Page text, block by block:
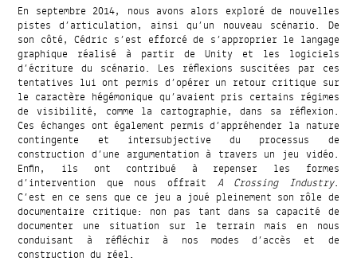
En septembre 2014, nous avons alors exploré de nouvelles
pistes d’articulation, ainsi qu’un nouveau scénario. De
son côté, Cédric s’est efforcé de s’approprier le langage
graphique réalisé à partir de Unity et les logiciels
d’écriture du scénario. Les réflexions suscitées par ces
tentatives lui ont permis d’opérer un retour critique sur
le caractère hégémonique qu’avaient pris certains régimes
de visibilité, comme la cartographie, dans sa réflexion.
Ces échanges ont également permis d’appréhender la nature
contingente et intersubjective du processus de
construction d’une argumentation à travers un jeu vidéo.
Enfin, ils ont contribué à repenser les formes
d’intervention que nous offrait A Crossing Industry.
C’est en ce sens que ce jeu a joué pleinement son rôle de
documentaire critique: non pas tant dans sa capacité de
documenter une situation sur le terrain mais en nous
conduisant à réfléchir à nos modes d’accès et de
construction du réel.